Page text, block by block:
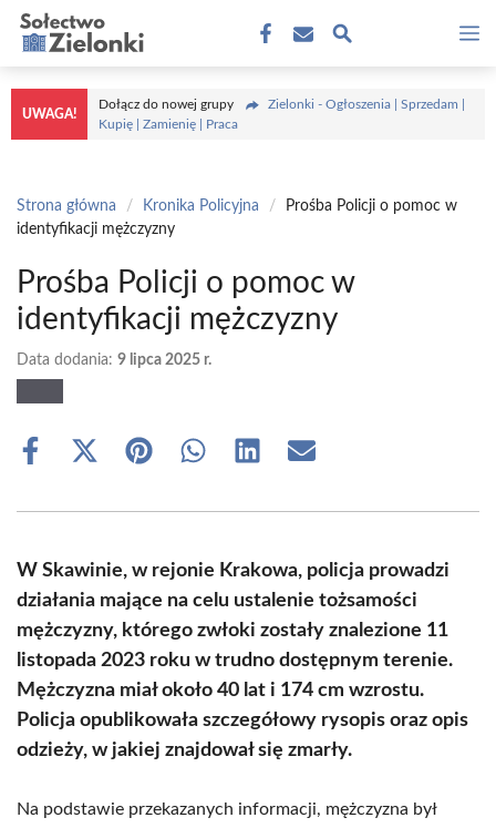
Przejdź
treści
UWAGA!
Dołącz do nowej grupy
Zielonki - Ogłoszenia | Sprzedam |
Kupię | Zamienię | Praca
Strona główna / Kronika Policyjna /
Prośba Policji o pomoc w
identyfikacji mężczyzny
Prośba Policji o pomoc w
identyfikacji mężczyzny
Data dodania: 9 lipca 2025 r.
Share
Share
(Twitter)
Share Share Share Share
W Skawinie, w rejonie Krakowa, policja prowadzi
działania mające na celu ustalenie tożsamości
mężczyzny, którego zwłoki zostały znalezione 11
listopada 2023 roku w trudno dostępnym terenie.
Mężczyzna miał około 40 lat i 174 cm wzrostu.
Policja opublikowała szczegółowy rysopis oraz opis
odzieży, w jakiej znajdował się zmarły.
Na podstawie przekazanych informacji, mężczyzna był